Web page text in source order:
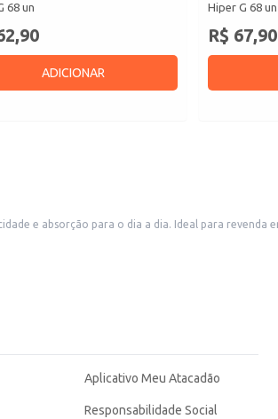
68 un
ADICIONAR
Hiper G 68 un
R$ 67,90
lojas de produtos de higiene e perfumaria, e outros
Aplicativo Meu Atacadão
Responsabilidade Social